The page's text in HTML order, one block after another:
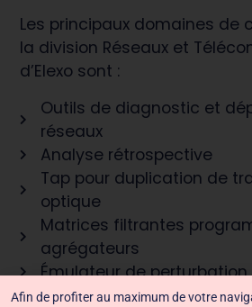
Les principaux domaines de
la division Réseaux et
d’Elexo sont :
Outils de diagnostic et
réseaux
Analyse rétrospective
Tap pour duplication de
optique
Matrices filtrantes
agrégateurs
Émulateur de perturbation
Générateurs / Analyseurs
Afin de profiter au maximum de votre